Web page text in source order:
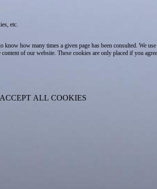
etc.
know how many times a given page has been consulted. We
of our website. These cookies are only placed if you
ACCEPT ALL COOKIES